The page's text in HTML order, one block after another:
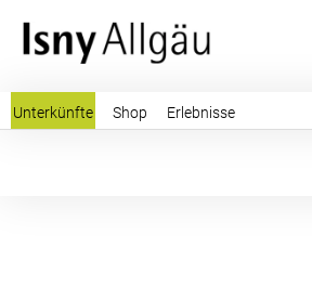
Unterkünfte Shop Erlebnisse